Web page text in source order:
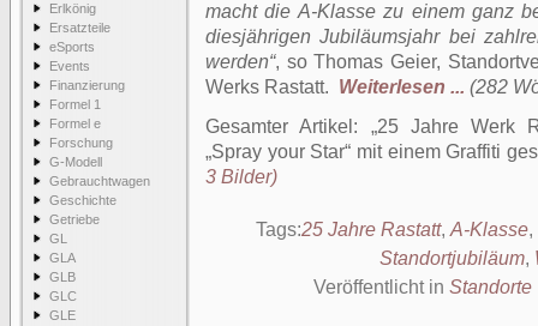
Erlkönig
Ersatzteile
eSports
Events
Finanzierung
Formel 1
Formel e
Forschung
G-Modell
Gebrauchtwagen
Geschichte
Getriebe
GL
GLA
GLB
GLC
GLE
macht die A-Klasse zu einem ganz
diesjährigen Jubiläumsjahr bei
werden“, so Thomas Geier,
Werks Rastatt. Weiterlesen ... (282
Gesamter Artikel:
25 Jahre Werk
„Spray your Star“ mit einem Graffiti
3 Bilder)
Tags:25 Jahre Rastatt, A-Klasse,
Standortjubiläum,
Veröffentlicht in Standorte